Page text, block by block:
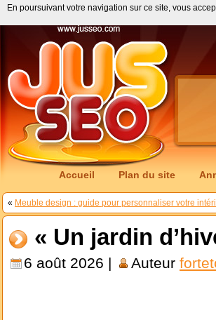
Accueil Plan du site
« Meuble design : guide pour personnaliser votre
« Un jardin
6 août 2026 | Auteur
En poursuivant votre navigation sur ce site, vous